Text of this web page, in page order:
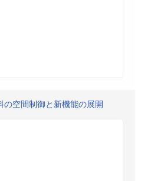
の空間制御と新機能の展開